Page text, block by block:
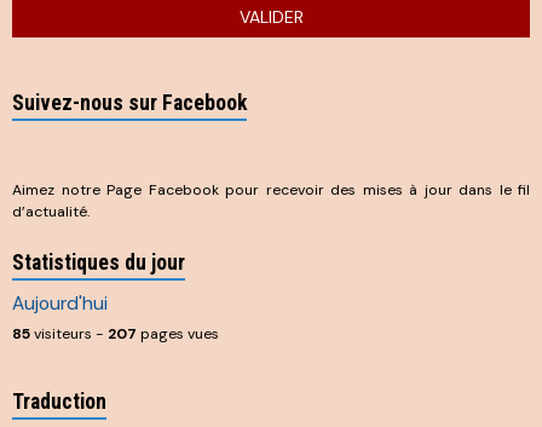
VALIDER
Suivez-nous sur Facebook
Aimez notre Page Facebook pour recevoir des mises à jour dans le fil
d’actualité.
Statistiques du jour
Aujourd'hui
85visiteurs - 207 pages vues
Traduction